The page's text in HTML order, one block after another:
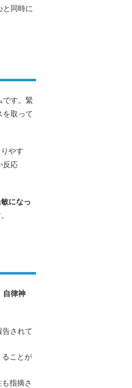
と同時に
です。緊
を取って
やす
反応
になっ
自律神
されて
ことが
指摘さ